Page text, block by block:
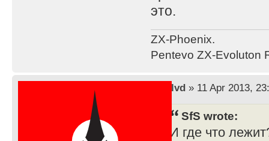
это.
ZX-Phoenix.
Pentevo ZX-Evoluton
lvd» 11 Apr 2013,
SfS wrote:
И где что